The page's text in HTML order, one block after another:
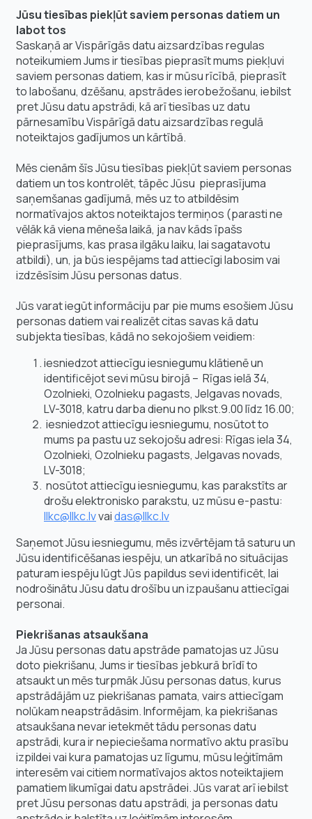
Jūsu tiesības piekļūt saviem personas datiem un
labot tos
Saskaņā ar Vispārīgās datu aizsardzības regulas
noteikumiem Jums ir tiesības pieprasīt mums piekļuvi
saviem personas datiem, kas ir mūsu rīcībā, pieprasīt
to labošanu, dzēšanu, apstrādes ierobežošanu, iebilst
pret Jūsu datu apstrādi, kā arī tiesības uz datu
pārnesamību Vispārīgā datu aizsardzības regulā
noteiktajos gadījumos un kārtībā.
Mēs cienām šīs Jūsu tiesības piekļūt saviem personas
datiem un tos kontrolēt, tāpēc Jūsu pieprasījuma
saņemšanas gadījumā, mēs uz to atbildēsim
normatīvajos aktos noteiktajos termiņos (parasti ne
vēlāk kā viena mēneša laikā, ja nav kāds īpašs
pieprasījums, kas prasa ilgāku laiku, lai sagatavotu
atbildi), un, ja būs iespējams tad attiecīgi labosim vai
izdzēsīsim Jūsu personas datus.
Jūs varat iegūt informāciju par pie mums esošiem Jūsu
personas datiem vai realizēt citas savas kā datu
subjekta tiesības, kādā no sekojošiem veidiem:
iesniedzot attiecīgu iesniegumu klātienē un
identificējot sevi mūsu birojā – Rīgas ielā 34,
Ozolnieki, Ozolnieku pagasts, Jelgavas novads,
LV-3018, katru darba dienu no plkst.9.00 līdz 16.00;
iesniedzot attiecīgu iesniegumu, nosūtot to
mums pa pastu uz sekojošu adresi: Rīgas iela 34,
Ozolnieki, Ozolnieku pagasts, Jelgavas novads,
LV-3018;
nosūtot attiecīgu iesniegumu, kas parakstīts ar
drošu elektronisko parakstu, uz mūsu e-pastu:
llkc@llkc.lvvaidas@llkc.lv
Saņemot Jūsu iesniegumu, mēs izvērtējam tā saturu un
Jūsu identificēšanas iespēju, un atkarībā no situācijas
paturam iespēju lūgt Jūs papildus sevi identificēt, lai
nodrošinātu Jūsu datu drošību un izpaušanu attiecīgai
personai.
Piekrišanas atsaukšana
Ja Jūsu personas datu apstrāde pamatojas uz Jūsu
doto piekrišanu, Jums ir tiesības jebkurā brīdī to
atsaukt un mēs turpmāk Jūsu personas datus, kurus
apstrādājām uz piekrišanas pamata, vairs attiecīgam
nolūkam neapstrādāsim. Informējam, ka piekrišanas
atsaukšana nevar ietekmēt tādu personas datu
apstrādi, kura ir nepieciešama normatīvo aktu prasību
izpildei vai kura pamatojas uz līgumu, mūsu leģitīmām
interesēm vai citiem normatīvajos aktos noteiktajiem
pamatiem likumīgai datu apstrādei. Jūs varat arī iebilst
pret Jūsu personas datu apstrādi, ja personas datu